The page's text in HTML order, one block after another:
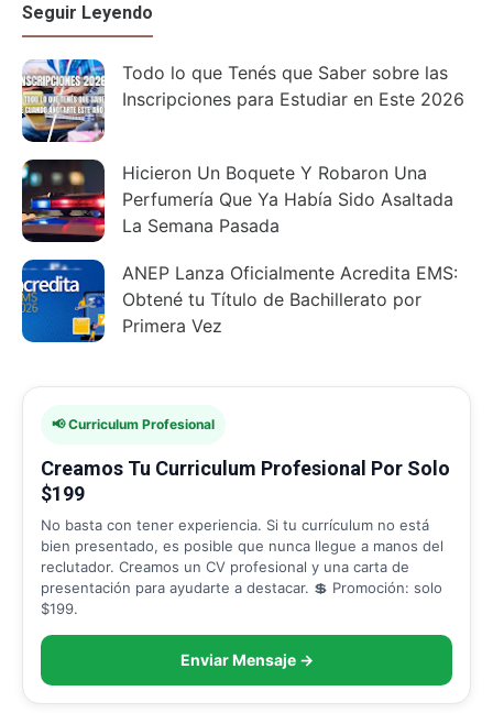
Seguir Leyendo
Todo lo que Tenés que Saber sobre las
Inscripciones para Estudiar en Este 2026
Hicieron Un Boquete Y Robaron Una
Perfumería Que Ya Había Sido Asaltada
La Semana Pasada
ANEP Lanza Oficialmente Acredita EMS:
Obtené tu Título de Bachillerato por
Primera Vez
📢 Curriculum Profesional
Creamos Tu Curriculum Profesional Por Solo
$199
No basta con tener experiencia. Si tu currículum no está
bien presentado, es posible que nunca llegue a manos del
reclutador. Creamos un CV profesional y una carta de
presentación para ayudarte a destacar. 💲 Promoción: solo
$199.
Enviar Mensaje →